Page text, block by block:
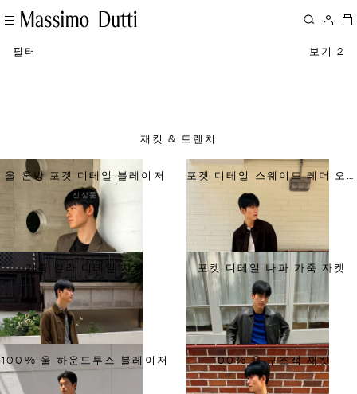
필터 보기 2
재킷 & 트렌치
울 혼방 포켓 디테일 블레이저
신상품
포켓 디테일 스웨이드 레더 오버셔츠
가죽 칼라 디테일 자켓 포켓 디테일 나파 가죽 자켓
100% 울 하운드투스 블레이저 100% 울 구조적 재킷